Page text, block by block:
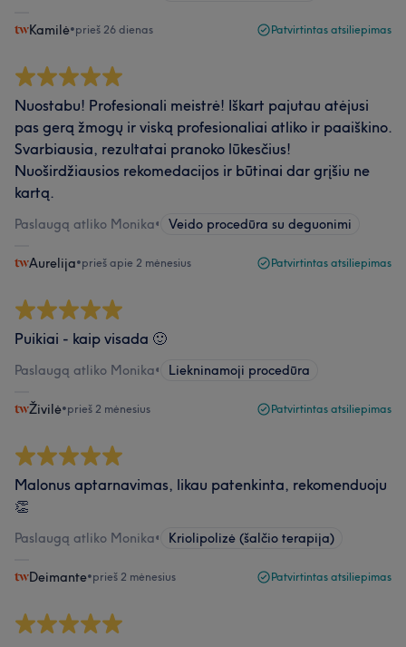
Kamilė•prieš 26 dienas Patvirtintas atsiliepimas
Nuostabu! Profesionali meistrė! Iškart pajutau atėjusi
pas gerą žmogų ir viską profesionaliai atliko ir paaiškino.
Svarbiausia, rezultatai pranoko lūkesčius!
Nuoširdžiausios rekomedacijos ir būtinai dar grįšiu ne
kartą.
Paslaugą atliko Monika• Veido procedūra su deguonimi
Aurelija•prieš apie 2 mėnesius Patvirtintas atsiliepimas
Puikiai - kaip visada 🙂
Paslaugą atliko Monika• Liekninamoji procedūra
Živilė•prieš 2 mėnesius Patvirtintas atsiliepimas
Malonus aptarnavimas, likau patenkinta, rekomenduoju
👏
Paslaugą atliko Monika• Kriolipolizė (šalčio terapija)
Deimante•prieš 2 mėnesius Patvirtintas atsiliepimas